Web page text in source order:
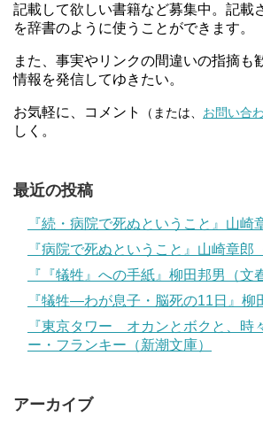
記載して欲しい書籍など募集中。記載
を辞書のように使うことができます。
また、事実やリンクの間違いの指摘も
情報を発信してゆきたい。
お気軽に、コメント （または、 お問い合
しく。
最近の投稿
『続・病院で死ぬということ』山崎
『病院で死ぬということ』山崎章郎
『『犠牲』への手紙』柳田邦男（文
『犠牲―わが息子・脳死の11日』柳
『東京タワー オカンとボクと、時
ー・フランキー（新潮文庫）
アーカイブ